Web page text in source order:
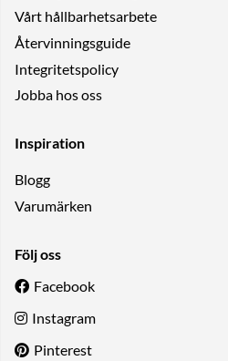
Vårt hållbarhetsarbete
Återvinningsguide
Integritetspolicy
Jobba hos oss
Inspiration
Blogg
Varumärken
Följ oss
Facebook
Instagram
Pinterest